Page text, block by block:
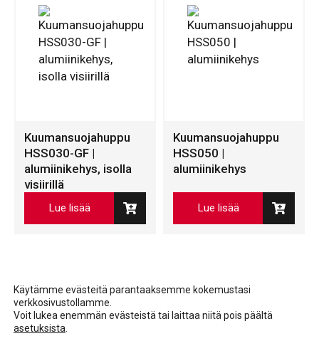
Kuumansuojahuppu
HSS030-GF |
alumiinikehys, isolla
visiirillä
Lue lisää
Kuumansuojahuppu
HSS050 |
alumiinikehys
Lue lisää
Käytämme evästeitä parantaaksemme kokemustasi
verkkosivustollamme.
Voit lukea enemmän evästeistä tai laittaa niitä pois päältä
asetuksista